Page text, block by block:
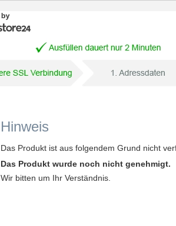
Hinweis
Das Produkt ist aus folgendem Grund nicht
Das Produkt wurde noch nicht genehmigt.
Wir bitten um Ihr Verständnis.